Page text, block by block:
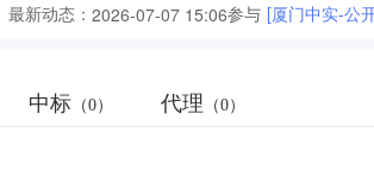
最新动态： 2026-07-07 15:06参与 [厦门中实-公
中标 （0） 代理 （0）